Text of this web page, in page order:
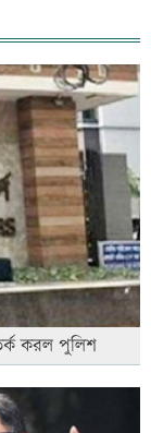
করল পুলিশ